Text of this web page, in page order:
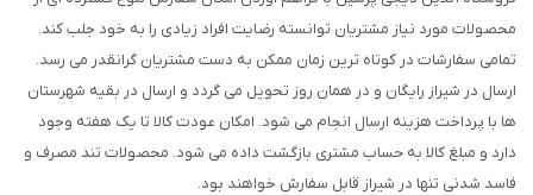
محصولات مورد نیاز مشتریان توانسته رضایت افراد زیادی را به خود جلب کند.
تمامی سفارشات در کوتاه ترین زمان ممکن به دست مشتریان گرانقدر می رسد.
ارسال در شیراز رایگان و در همان روز تحویل می گردد و ارسال در بقیه شهرستان
ها با پرداخت هزینه ارسال انجام می شود. امکان عودت کالا تا یک هفته وجود
دارد و مبلغ کالا به حساب مشتری بازگشت داده می شود. محصولات تند مصرف و
فاسد شدنی تنها در شیراز قابل سفارش خواهند بود.